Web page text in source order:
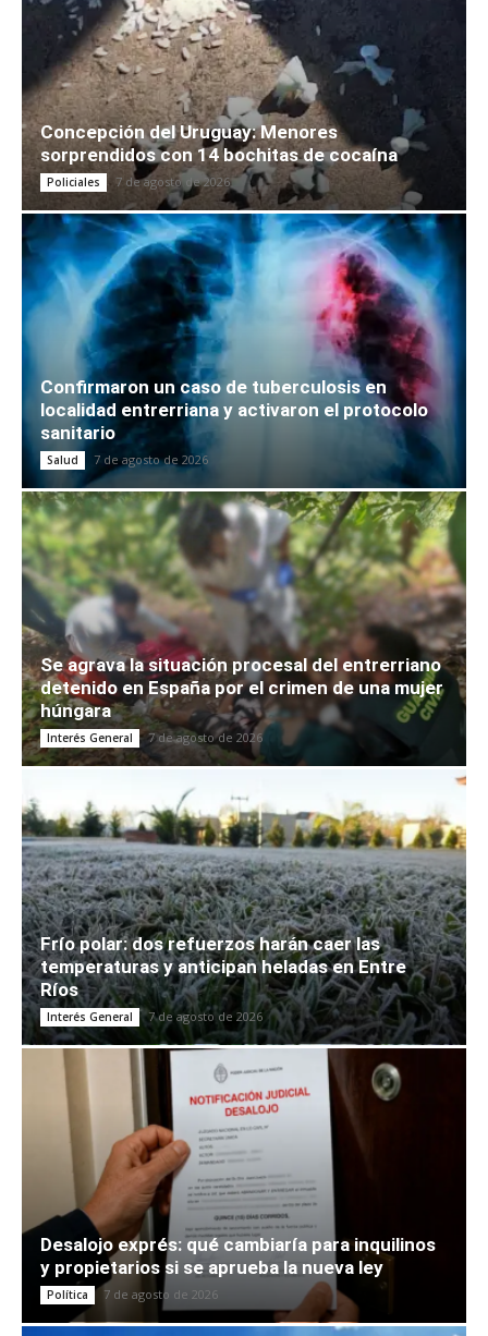
Concepción del Uruguay: Menores
sorprendidos con 14 bochitas de cocaína
Policiales 7 de agosto de 2026
Confirmaron un caso de tuberculosis en
localidad entrerriana y activaron el protocolo
sanitario
Salud 7 de agosto de 2026
Se agrava la situación procesal del entrerriano
detenido en España por el crimen de una mujer
húngara
Interés General 7 de agosto de 2026
Frío polar: dos refuerzos harán caer las
temperaturas y anticipan heladas en Entre
Ríos
Interés General 7 de agosto de 2026
Desalojo exprés: qué cambiaría para inquilinos
y propietarios si se aprueba la nueva ley
Política 7 de agosto de 2026